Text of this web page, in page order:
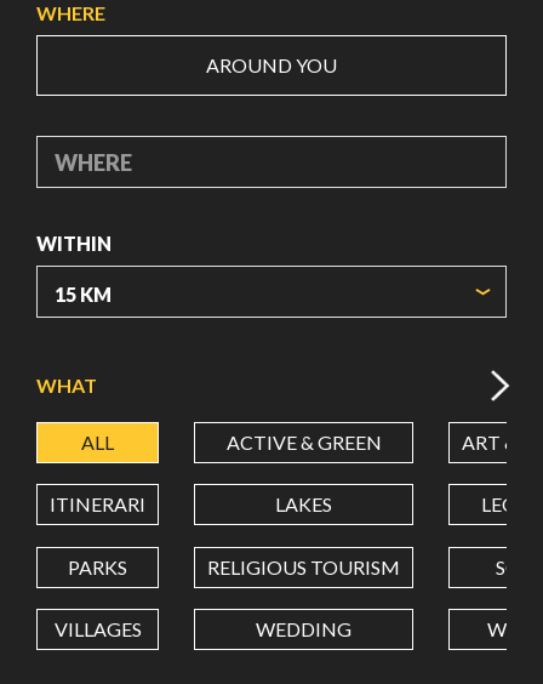
WHERE
AROUND YOU
WHERE
WITHIN
LATITUDE
LONGITUDE
Value in decimal degrees. Use dot (.) as decimal separator.
WHAT
ALL ACTIVE & GREEN ART &
ITINERARI LAKES
PARKS RELIGIOUS TOURISM
VILLAGES WEDDING